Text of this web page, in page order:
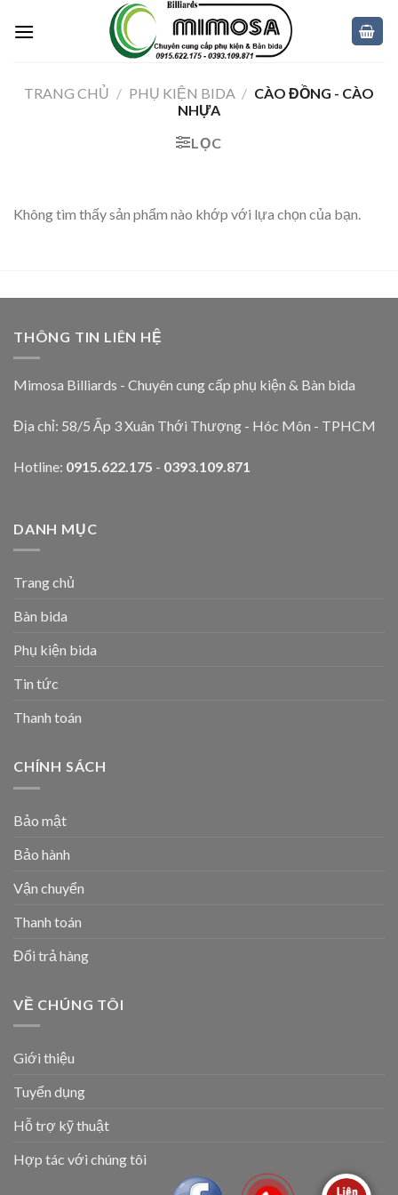
TRANG CHỦ / PHỤ KIỆN BIDA / CÀO ĐỒNG - CÀO
NHỰA
LỌC
Không tìm thấy sản phẩm nào khớp với lựa chọn của bạn.
THÔNG TIN LIÊN HỆ
Mimosa Billiards - Chuyên cung cấp phụ kiện & Bàn bida
Địa chỉ: 58/5 Ấp 3 Xuân Thới Thượng - Hóc Môn - TPHCM
Hotline: 0915.622.175 - 0393.109.871
DANH MỤC
Trang chủ
Bàn bida
Phụ kiện bida
Tin tức
Thanh toán
CHÍNH SÁCH
Bảo mật
Bảo hành
Vận chuyển
Thanh toán
Đổi trả hàng
VỀ CHÚNG TÔI
Giới thiệu
Tuyển dụng
Hỗ trợ kỹ thuật
Hợp tác với chúng tôi